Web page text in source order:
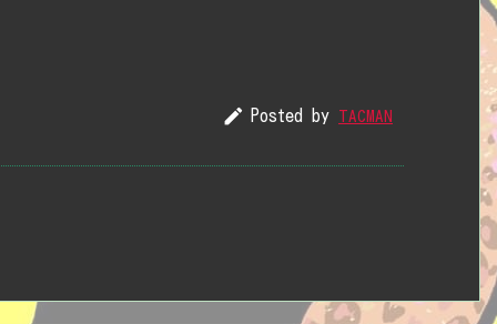
 Posted by TACMAN